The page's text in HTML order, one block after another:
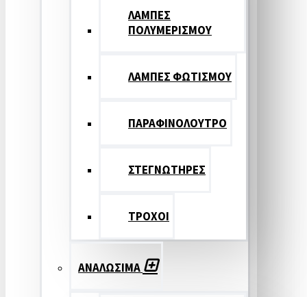
ΛΑΜΠΕΣ
ΠΟΛΥΜΕΡΙΣΜΟΥ
ΛΑΜΠΕΣ ΦΩΤΙΣΜΟΥ
ΠΑΡΑΦΙΝΟΛΟΥΤΡΟ
ΣΤΕΓΝΩΤΗΡΕΣ
ΤΡΟΧΟΙ
ΑΝΑΛΩΣΙΜΑ